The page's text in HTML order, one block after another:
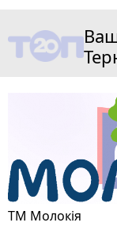
ТМ Молокія